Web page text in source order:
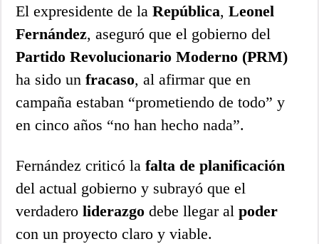
El expresidente de laRepública,Leonel
Fernández, aseguró que el gobierno del
Partido Revolucionario Moderno (PRM)
ha sido unfracaso, al afirmar que en
campaña estaban “prometiendo de todo” y
en cinco años “no han hecho nada”.
Fernández criticó lafalta de planificación
del actual gobierno y subrayó que el
verdaderoliderazgo debe llegar alpoder
con un proyecto claro y viable.